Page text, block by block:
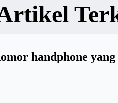
handphone yang